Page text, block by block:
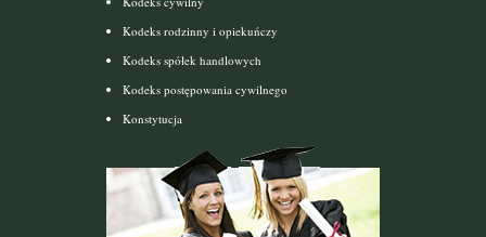
Kodeks rodzinny i opiekuńczy
Kodeks spółek handlowych
Kodeks postępowania cywilnego
Konstytucja